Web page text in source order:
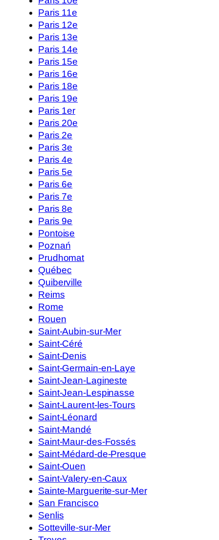
Paris 11e
Paris 12e
Paris 13e
Paris 14e
Paris 15e
Paris 16e
Paris 18e
Paris 19e
Paris 1er
Paris 20e
Paris 2e
Paris 3e
Paris 4e
Paris 5e
Paris 6e
Paris 7e
Paris 8e
Paris 9e
Pontoise
Poznań
Prudhomat
Québec
Quiberville
Reims
Rome
Rouen
Saint-Aubin-sur-Mer
Saint-Céré
Saint-Denis
Saint-Germain-en-Laye
Saint-Jean-Lagineste
Saint-Jean-Lespinasse
Saint-Laurent-les-Tours
Saint-Léonard
Saint-Mandé
Saint-Maur-des-Fossés
Saint-Médard-de-Presque
Saint-Ouen
Saint-Valery-en-Caux
Sainte-Marguerite-sur-Mer
San Francisco
Senlis
Sotteville-sur-Mer